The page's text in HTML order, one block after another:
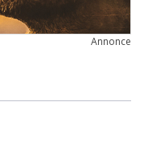
Annonce